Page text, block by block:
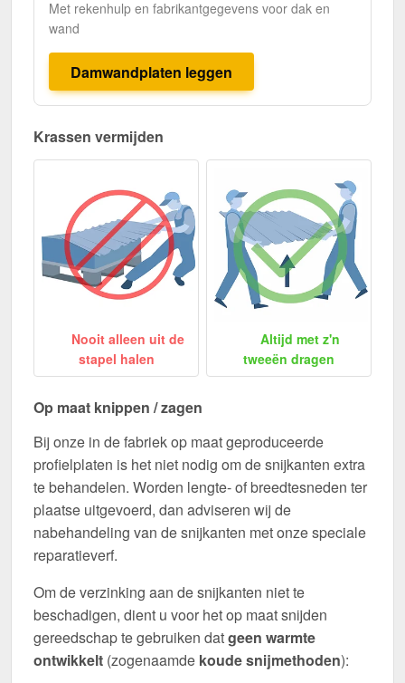
Met rekenhulp en fabrikantgegevens voor dak en
wand
Damwandplaten leggen
Krassen vermijden
Nooit alleen uit de
stapel halen
Altijd met z'n
tweeën dragen
Op maat knippen / zagen
Bij onze in de fabriek op maat geproduceerde
profielplaten is het niet nodig om de snijkanten extra
te behandelen. Worden lengte- of breedtesneden ter
plaatse uitgevoerd, dan adviseren wij de
nabehandeling van de snijkanten met onze speciale
reparatieverf.
Om de verzinking aan de snijkanten niet te
beschadigen, dient u voor het op maat snijden
gereedschap te gebruiken datgeen warmte
ontwikkelt (zogenaamde koude snijmethoden):